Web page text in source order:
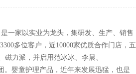
一家以实业为龙头，集研发、生产、销售
多位客户，近10000家优质合作门店，五
力派，并启用范冰冰、李晨、
。婴童护理产品，近年来发展迅猛，也是